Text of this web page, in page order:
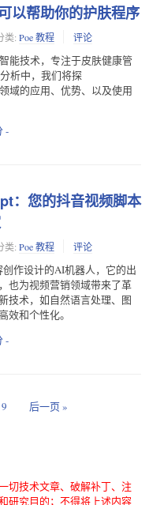
以帮助你的护肤程序
类: Poe 教程 评论
能技术，专注于皮肤健康管
析中，我们将探
域的应用、优势、以及使用
-
：您的抖音视频脚本
类: Poe 教程 评论
作设计的AI机器人，它的出
也为视频营销领域带来了革
技术，如自然语言处理、图
效和个性化。
-
9 后一页 »
切技术文章、破解补丁、注
研究目的；不得将上述内容